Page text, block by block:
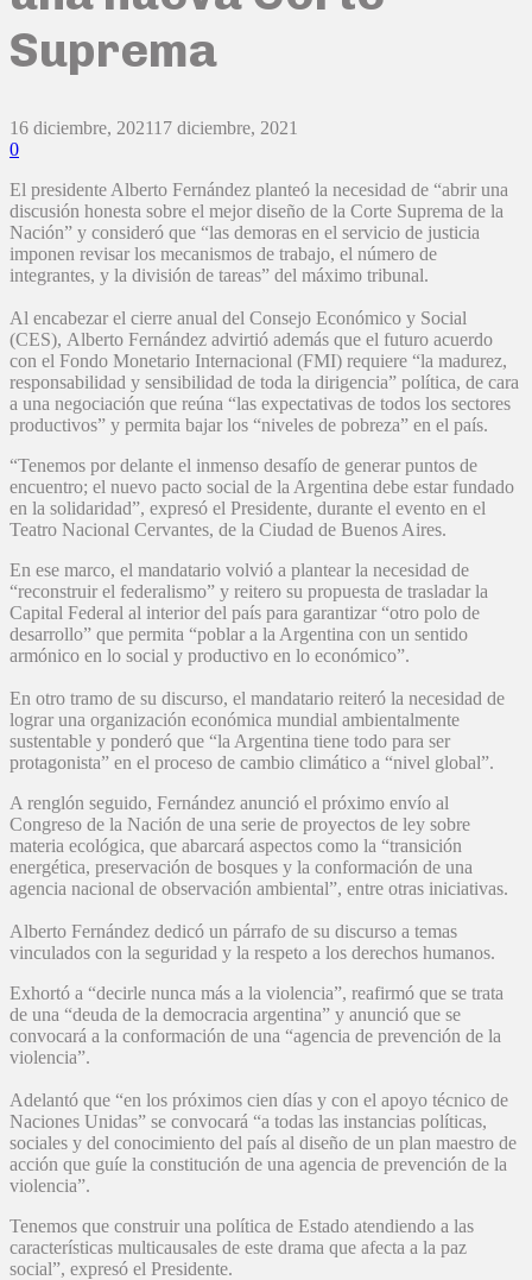
Suprema
16 diciembre, 202117 diciembre, 2021
0
El presidente Alberto Fernández planteó la necesidad de “abrir una
discusión honesta sobre el mejor diseño de la Corte Suprema de la
Nación” y consideró que “las demoras en el servicio de justicia
imponen revisar los mecanismos de trabajo, el número de
integrantes, y la división de tareas” del máximo tribunal.
Al encabezar el cierre anual del Consejo Económico y Social
(CES), Alberto Fernández advirtió además que el futuro acuerdo
con el Fondo Monetario Internacional (FMI) requiere “la madurez,
responsabilidad y sensibilidad de toda la dirigencia” política, de cara
a una negociación que reúna “las expectativas de todos los sectores
productivos” y permita bajar los “niveles de pobreza” en el país.
“Tenemos por delante el inmenso desafío de generar puntos de
encuentro; el nuevo pacto social de la Argentina debe estar fundado
en la solidaridad”, expresó el Presidente, durante el evento en el
Teatro Nacional Cervantes, de la Ciudad de Buenos Aires.
En ese marco, el mandatario volvió a plantear la necesidad de
“reconstruir el federalismo” y reitero su propuesta de trasladar la
Capital Federal al interior del país para garantizar “otro polo de
desarrollo” que permita “poblar a la Argentina con un sentido
armónico en lo social y productivo en lo económico”.
En otro tramo de su discurso, el mandatario reiteró la necesidad de
lograr una organización económica mundial ambientalmente
sustentable y ponderó que “la Argentina tiene todo para ser
protagonista” en el proceso de cambio climático a “nivel global”.
A renglón seguido, Fernández anunció el próximo envío al
Congreso de la Nación de una serie de proyectos de ley sobre
materia ecológica, que abarcará aspectos como la “transición
energética, preservación de bosques y la conformación de una
agencia nacional de observación ambiental”, entre otras iniciativas.
Alberto Fernández dedicó un párrafo de su discurso a temas
vinculados con la seguridad y la respeto a los derechos humanos.
Exhortó a “decirle nunca más a la violencia”, reafirmó que se trata
de una “deuda de la democracia argentina” y anunció que se
convocará a la conformación de una “agencia de prevención de la
violencia”.
Adelantó que “en los próximos cien días y con el apoyo técnico de
Naciones Unidas” se convocará “a todas las instancias políticas,
sociales y del conocimiento del país al diseño de un plan maestro de
acción que guíe la constitución de una agencia de prevención de la
violencia”.
Tenemos que construir una política de Estado atendiendo a las
características multicausales de este drama que afecta a la paz
social”, expresó el Presidente.